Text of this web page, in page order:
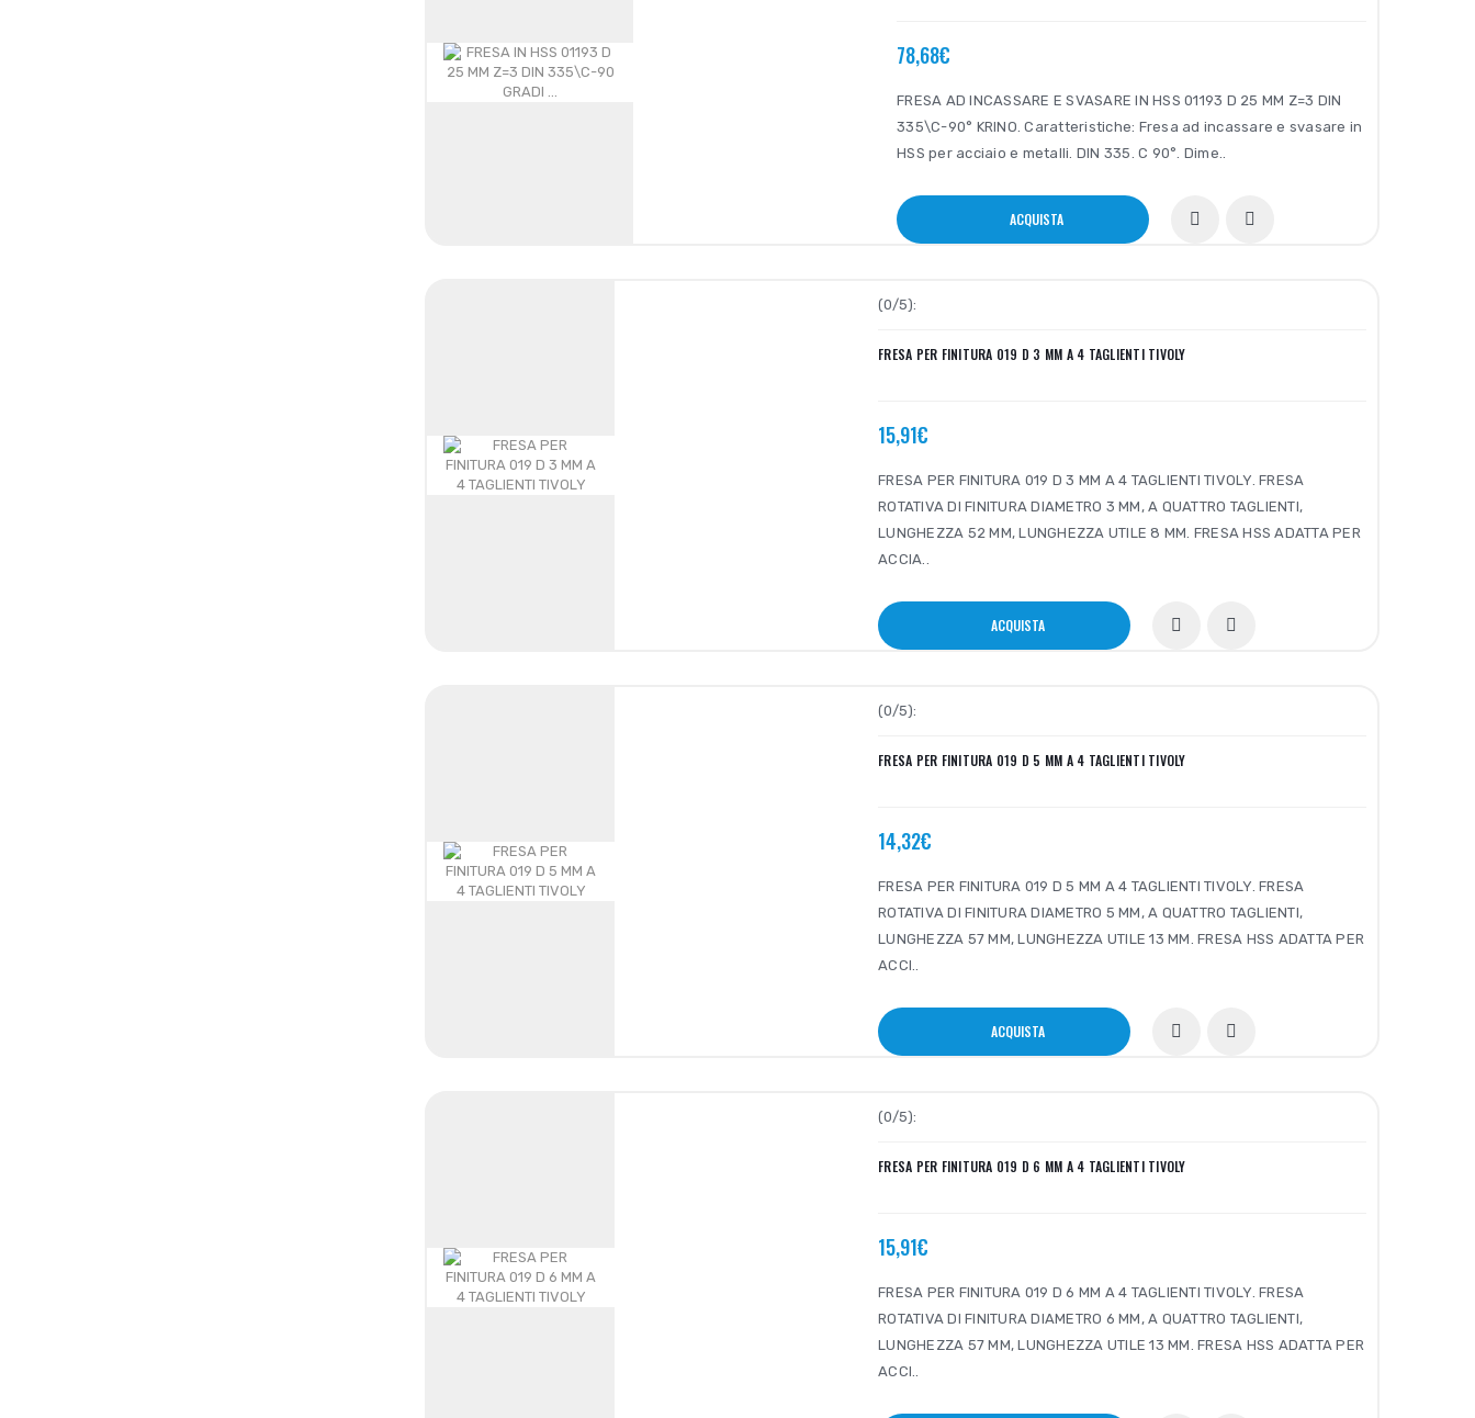
78,68€
FRESA AD INCASSARE E SVASARE IN HSS 01193 D 25 MM Z=3 DIN
335\C-90° KRINO. Caratteristiche: Fresa ad incassare e svasare in
HSS per acciaio e metalli. DIN 335. C 90°. Dime..
ACQUISTA
(0/5):
FRESA PER FINITURA 019 D 3 MM A 4 TAGLIENTI TIVOLY
15,91€
FRESA PER FINITURA 019 D 3 MM A 4 TAGLIENTI TIVOLY. FRESA
ROTATIVA DI FINITURA DIAMETRO 3 MM, A QUATTRO TAGLIENTI,
LUNGHEZZA 52 MM, LUNGHEZZA UTILE 8 MM. FRESA HSS ADATTA PER
ACCIA..
ACQUISTA
(0/5):
FRESA PER FINITURA 019 D 5 MM A 4 TAGLIENTI TIVOLY
14,32€
FRESA PER FINITURA 019 D 5 MM A 4 TAGLIENTI TIVOLY. FRESA
ROTATIVA DI FINITURA DIAMETRO 5 MM, A QUATTRO TAGLIENTI,
LUNGHEZZA 57 MM, LUNGHEZZA UTILE 13 MM. FRESA HSS ADATTA PER
ACCI..
ACQUISTA
(0/5):
FRESA PER FINITURA 019 D 6 MM A 4 TAGLIENTI TIVOLY
15,91€
FRESA PER FINITURA 019 D 6 MM A 4 TAGLIENTI TIVOLY. FRESA
ROTATIVA DI FINITURA DIAMETRO 6 MM, A QUATTRO TAGLIENTI,
LUNGHEZZA 57 MM, LUNGHEZZA UTILE 13 MM. FRESA HSS ADATTA PER
ACCI..